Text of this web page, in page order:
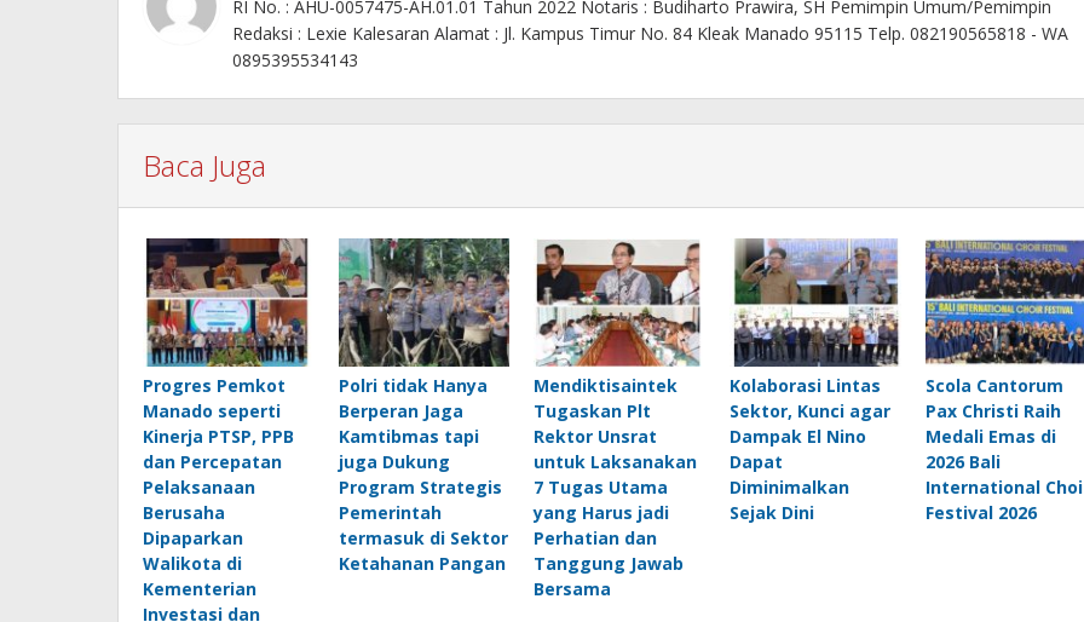
RI No. : AHU-0057475-AH.01.01 Tahun 2022 Notaris : Budiharto Prawira, SH Pemimpin Umum/Pemimpin
Redaksi : Lexie Kalesaran Alamat : Jl. Kampus Timur No. 84 Kleak Manado 95115 Telp. 082190565818 - WA
0895395534143
Baca Juga
Progres Pemkot
Manado seperti
Kinerja PTSP, PPB
dan Percepatan
Pelaksanaan
Berusaha
Dipaparkan
Walikota di
Kementerian
Investasi dan
Polri tidak Hanya
Berperan Jaga
Kamtibmas tapi
juga Dukung
Program Strategis
Pemerintah
termasuk di Sektor
Ketahanan Pangan
Mendiktisaintek
Tugaskan Plt
Rektor Unsrat
untuk Laksanakan
7 Tugas Utama
yang Harus jadi
Perhatian dan
Tanggung Jawab
Bersama
Kolaborasi Lintas
Sektor, Kunci agar
Dampak El Nino
Dapat
Diminimalkan
Sejak Dini
Scola Cantorum
Pax Christi Raih
Medali Emas di
2026 Bali
International
Festival 2026